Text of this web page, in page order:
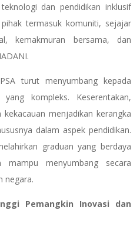
dan pendidikan inklusif
termasuk komuniti, sejajar
kemakmuran bersama, dan
turut menyumbang kepada
kompleks. Keserentakan,
menjadikan kerangka
dalam aspek pendidikan.
graduan yang berdaya
menyumbang secara
negara.
Pemangkin Inovasi dan